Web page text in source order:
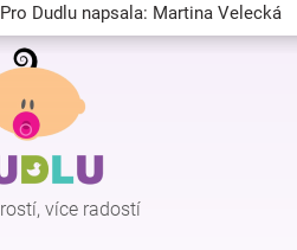
Pro Dudlu napsala: Martina Velecká
více radostí